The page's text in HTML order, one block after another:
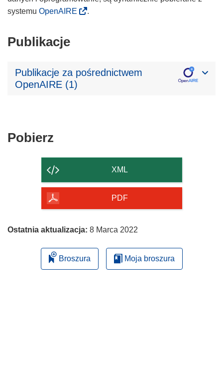
systemu OpenAIRE .
Publikacje
Publikacje za pośrednictwem
OpenAIRE (1)
Pobierz
strony
XML
PDF
Ostatnia aktualizacja: 8 Marca 2022
Broszura Moja broszura